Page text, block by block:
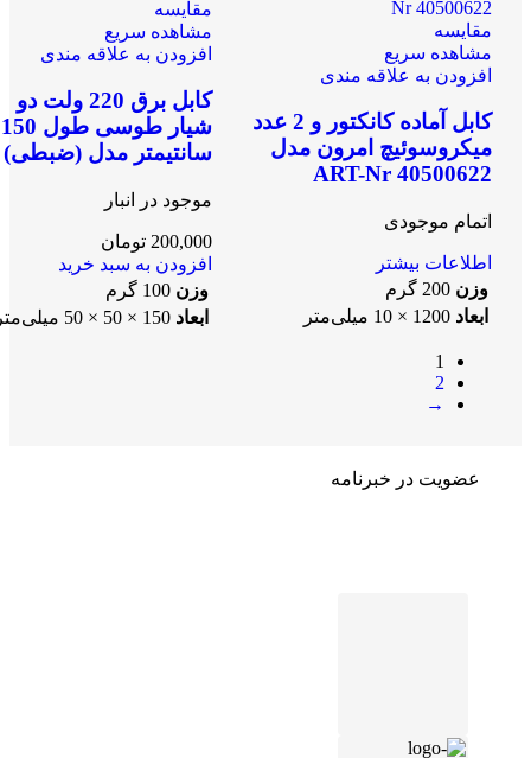
مقایسه
مشاهده سریع
افزودن به علاقه مندی
کابل آماده کانکتور و 2 عدد
میکروسوئیچ امرون مدل
ART-Nr 40500622
اتمام موجودی
اطلاعات بیشتر
وزن 200 گرم
ابعاد 1200 × 10 میلی‌متر
مقایسه
مشاهده سریع
افزودن به علاقه مندی
کابل برق 220 ولت دو
شیار طوسی طول 150
سانتیمتر مدل (ضبطی)
موجود در انبار
200,000 تومان
افزودن به سبد خرید
وزن 100 گرم
ابعاد 150 × 50 × 50 میلی‌متر
1
2
→
عضویت در خبرنامه